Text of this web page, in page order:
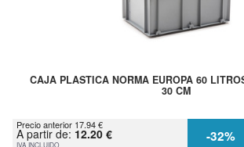
CAJA PLASTICA NORMA EUROPA 60
30 CM
Precio anterior 17.94 €
A partir de: 12.20 €
IVA INCLUIDO -32%